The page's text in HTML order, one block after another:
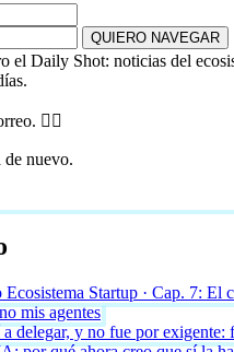
QUIERO NAVEGAR
el Daily Shot: noticias del
🏴‍☠️
nuevo.
Startup · Cap. 7: El
mis agentes
delegar, y no fue por exigente: